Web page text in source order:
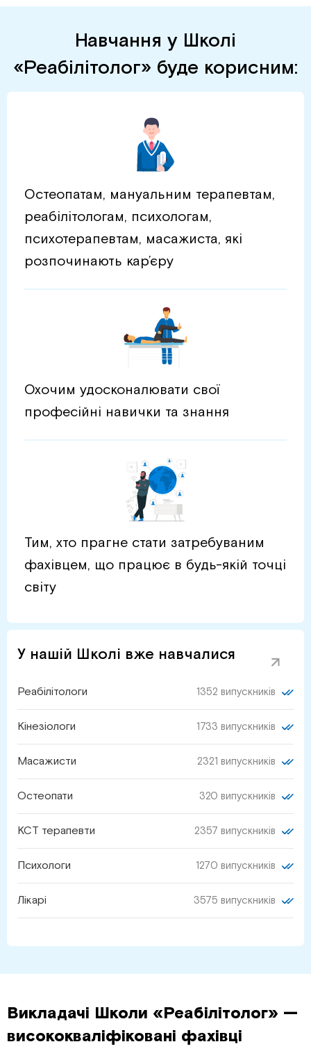
Навчання у Школі
«Реабілітолог» буде корисним:
Остеопатам, мануальним терапевтам,
реабілітологам, психологам,
психотерапевтам, масажиста, які
розпочинають кар’єру
Охочим удосконалювати свої
професійні навички та знання
Тим, хто прагне стати затребуваним
фахівцем, що працює в будь-якій точці
світу
У нашій Школі вже навчалися
Реабілітологи 1352 випускників
Кінезіологи 1733 випускників
Масажисти 2321 випускників
Остеопати 320 випускників
КСТ терапевти 2357 випускників
Психологи 1270 випускників
Лікарі 3575 випускників
Викладачі Школи «Реабілітолог» —
висококваліфіковані фахівці